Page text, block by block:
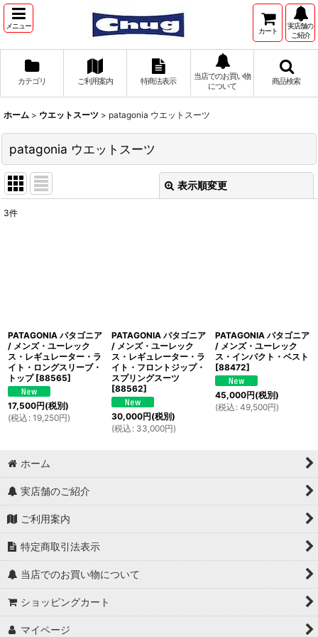
メニュー
カート
実店舗の
ご紹介
カテゴリ ご利用案内 特商法表示
当店でのお買い物
について
商品検索
ホーム > ウエットスーツ > patagonia ウエットスーツ
patagonia ウエットスーツ
表示順変更
3件
PATAGONIA パタゴニア
/ メンズ・ユーレック
ス・レギュレーター・ラ
イト・ロングスリーブ・
トップ [88565]
17,500円(税別)
(税込 : 19,250円)
PATAGONIA パタゴニア
/ メンズ・ユーレック
ス・レギュレーター・ラ
イト・フロントジップ・
スプリングスーツ
[88562]
30,000円(税別)
(税込 : 33,000円)
PATAGONIA パタゴニア
/ メンズ・ユーレック
ス・インパクト・ベスト
[88472]
45,000円(税別)
(税込 : 49,500円)
ホーム
実店舗のご紹介
ご利用案内
特定商取引法表示
当店でのお買い物について
ショッピングカート
マイページ